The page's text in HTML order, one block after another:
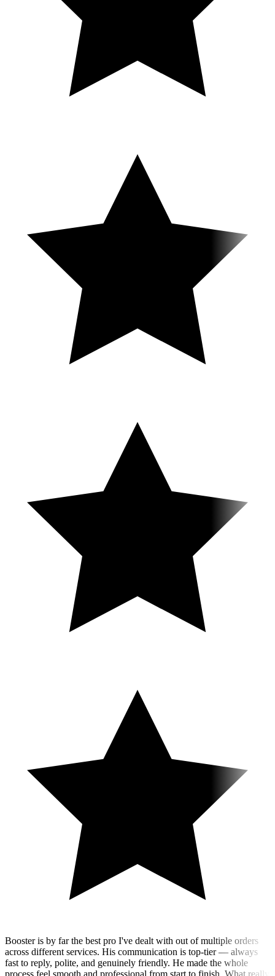
Booster is by far the best pro I've dealt with out of multiple orders
across different services. His communication is top-tier — always
fast to reply, polite, and genuinely friendly. He made the whole
process feel smooth and professional from start to finish. What really